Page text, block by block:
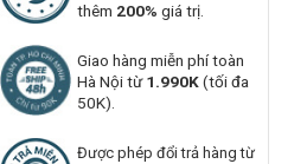
thêm 200% giá trị.
Giao hàng miễn phí toàn
Hà Nội từ1.990K(tối đa
50K).
Được phép đổi trả hàng từ